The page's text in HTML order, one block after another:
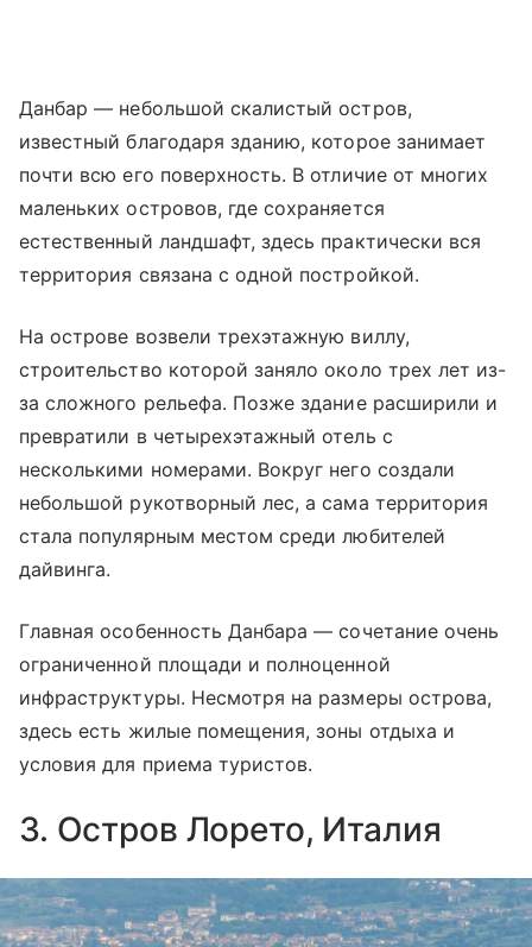
Данбар — небольшой скалистый остров,
известный благодаря зданию, которое занимает
почти всю его поверхность. В отличие от многих
маленьких островов, где сохраняется
естественный ландшафт, здесь практически вся
территория связана с одной постройкой.
На острове возвели трехэтажную виллу,
строительство которой заняло около трех лет из-
за сложного рельефа. Позже здание расширили и
превратили в четырехэтажный отель с
несколькими номерами. Вокруг него создали
небольшой рукотворный лес, а сама территория
стала популярным местом среди любителей
дайвинга.
Главная особенность Данбара — сочетание очень
ограниченной площади и полноценной
инфраструктуры. Несмотря на размеры острова,
здесь есть жилые помещения, зоны отдыха и
условия для приема туристов.
3. Остров Лорето, Италия